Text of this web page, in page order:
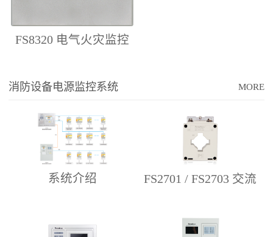
FS8320 电气火灾监控
消防设备电源监控系统 MORE
系统介绍 FS2701 / FS2703 交流